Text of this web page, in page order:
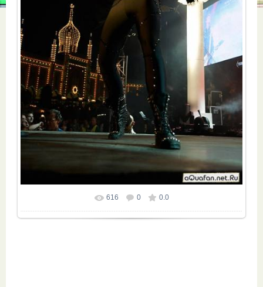
Размер фотографии: 532x800
616 0 0.0